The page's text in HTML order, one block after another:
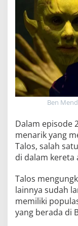
Ben
Dalam episode
menarik yang
Talos, salah
di dalam kereta
Talos
lainnya sudah
memiliki
yang berada di